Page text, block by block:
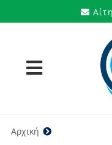
στο
Toggle
Προϊόντα
Αρχική